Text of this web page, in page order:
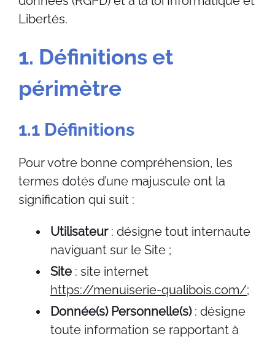
Libertés.
1. Définitions et
périmètre
1.1 Définitions
Pour votre bonne compréhension, les
termes dotés d’une majuscule ont la
signification qui suit :
Utilisateur: désigne tout internaute
naviguant sur le Site ;
Site : site internet
https://menuiserie-qualibois.com/;
Donnée(s) Personnelle(s): désigne
toute information se rapportant à